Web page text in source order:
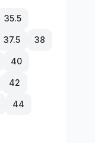
35.5
37.5 38
40
42
44